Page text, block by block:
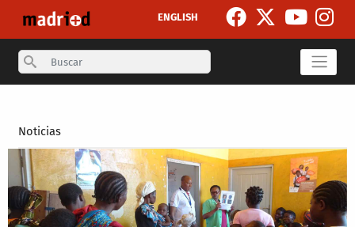
ENGLISH
Search
Noticias